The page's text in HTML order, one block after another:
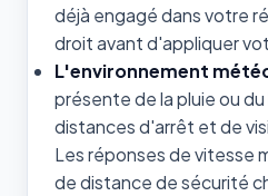
déjà engagé dans votre
droit avant d'appliquer
L'environnement
présente de la pluie ou du
distances d'arrêt et de
Les réponses de vitesse
de distance de sécurité